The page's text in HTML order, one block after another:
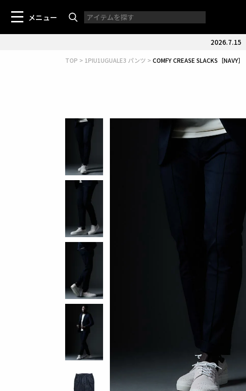
メニュー
2026.7.15
TOP 1PIU1UGUALE3 パンツ COMFY CREASE SLACKS［NAVY］